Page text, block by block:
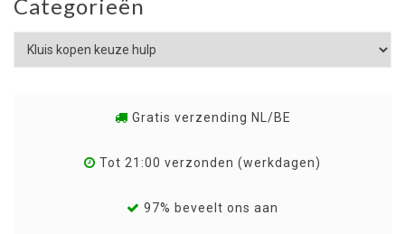
Categorieën
Gratis verzending NL/BE
Tot 21:00 verzonden (werkdagen)
97% beveelt ons aan